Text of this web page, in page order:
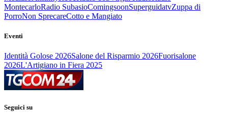
MontecarloRadio SubasioComingsoonSuperguidatvZuppa di
PorroNon SprecareCotto e Mangiato
Eventi
Identità Golose 2026Salone del Risparmio 2026Fuorisalone
2026L'Artigiano in Fiera 2025
Seguici su